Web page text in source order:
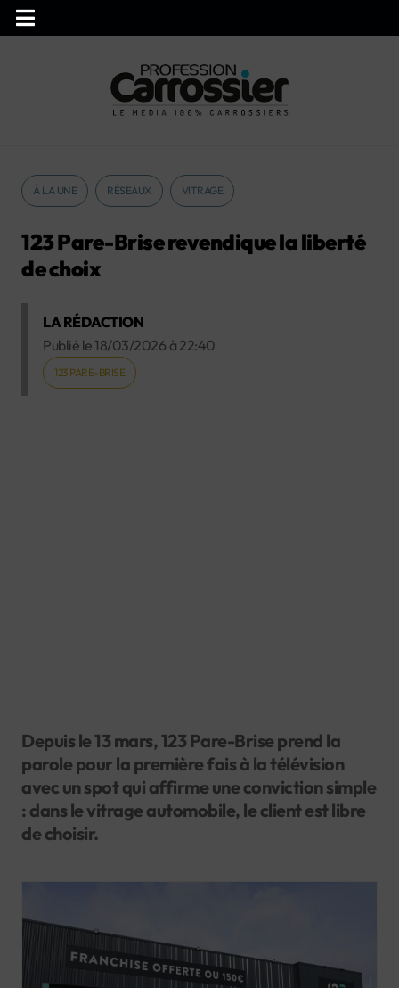
À LA UNE RÉSEAUX VITRAGE
123 Pare-Brise revendique la liberté
de choix
LA RÉDACTION
Publié le 18/03/2026 à 22:40
123 PARE-BRISE
Depuis le 13 mars, 123 Pare-Brise prend la
parole pour la première fois à la télévision
avec un spot qui affirme une conviction simple
: dans le vitrage automobile, le client est libre
de choisir.